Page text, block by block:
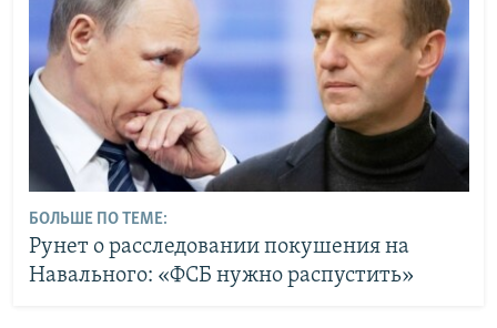
БОЛЬШЕ ПО ТЕМЕ:
Рунет о расследовании покушения на
Навального: «ФСБ нужно распустить»